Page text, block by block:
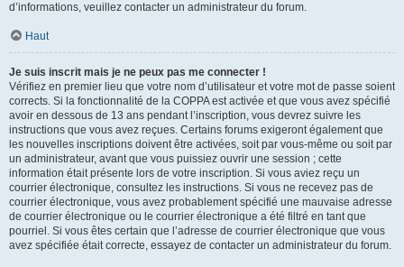
d’informations, veuillez contacter un administrateur du forum.
Haut
Je suis inscrit mais je ne peux pas me connecter !
Vérifiez en premier lieu que votre nom d’utilisateur et votre mot de passe soient
corrects. Si la fonctionnalité de la COPPA est activée et que vous avez spécifié
avoir en dessous de 13 ans pendant l’inscription, vous devrez suivre les
instructions que vous avez reçues. Certains forums exigeront également que
les nouvelles inscriptions doivent être activées, soit par vous-même ou soit par
un administrateur, avant que vous puissiez ouvrir une session ; cette
information était présente lors de votre inscription. Si vous aviez reçu un
courrier électronique, consultez les instructions. Si vous ne recevez pas de
courrier électronique, vous avez probablement spécifié une mauvaise adresse
de courrier électronique ou le courrier électronique a été filtré en tant que
pourriel. Si vous êtes certain que l’adresse de courrier électronique que vous
avez spécifiée était correcte, essayez de contacter un administrateur du forum.